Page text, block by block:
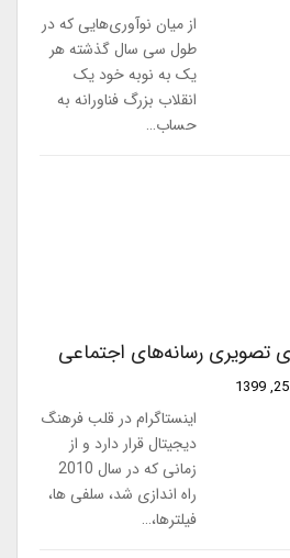
از میان نوآوری‌هایی که در
طول سی سال گذشته هر
یک به نوبه خود یک
انقلاب بزرگ فناورانه به
حساب…
تصویری رسانه‌های اجتماعی
اینستاگرام در قلب فرهنگ
دیجیتال قرار دارد و از
زمانی که در سال 2010
راه اندازی شد، سلفی ها،
فیلترها،…